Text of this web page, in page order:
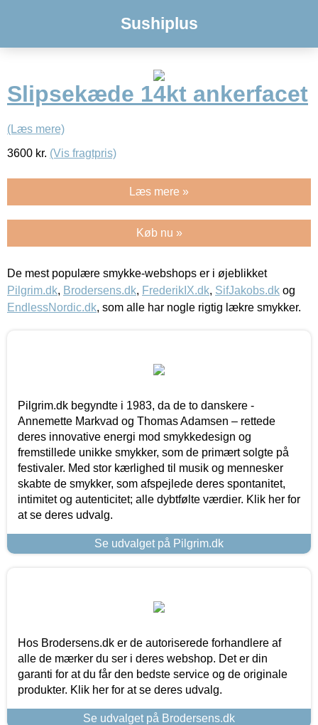
Sushiplus
Slipsekæde 14kt ankerfacet
(Læs mere)
3600 kr. (Vis fragtpris)
Læs mere »
Køb nu »
De mest populære smykke-webshops er i øjeblikket
Pilgrim.dk, Brodersens.dk, FrederikIX.dk, SifJakobs.dk og
EndlessNordic.dk, som alle har nogle rigtig lækre smykker.
Pilgrim.dk begyndte i 1983, da de to danskere -
Annemette Markvad og Thomas Adamsen – rettede
deres innovative energi mod smykkedesign og
fremstillede unikke smykker, som de primært solgte på
festivaler. Med stor kærlighed til musik og mennesker
skabte de smykker, som afspejlede deres spontanitet,
intimitet og autenticitet; alle dybtfølte værdier. Klik her for
at se deres udvalg.
Se udvalget på Pilgrim.dk
Hos Brodersens.dk er de autoriserede forhandlere af
alle de mærker du ser i deres webshop. Det er din
garanti for at du får den bedste service og de originale
produkter. Klik her for at se deres udvalg.
Se udvalget på Brodersens.dk